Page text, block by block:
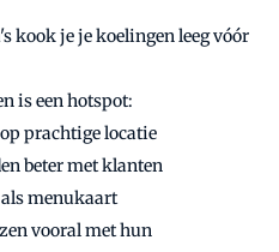
kook je je koelingen leeg vóór
is een hotspot:
prachtige locatie
beter met klanten
menukaart
vooral met hun